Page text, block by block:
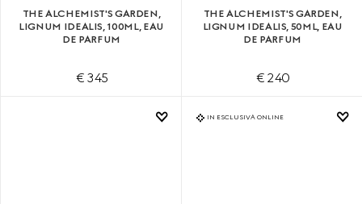
THE ALCHEMIST'S GARDEN,
LIGNUM IDEALIS, 100ML, EAU
DE PARFUM
€ 345
THE ALCHEMIST'S GARDEN,
LIGNUM IDEALIS, 50ML, EAU
DE PARFUM
€ 240
IN ESCLUSIVA ONLINE